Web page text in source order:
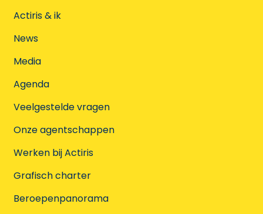
Actiris & ik
News
Media
Agenda
Veelgestelde vragen
Onze agentschappen
Werken bij Actiris
Grafisch charter
Beroepenpanorama